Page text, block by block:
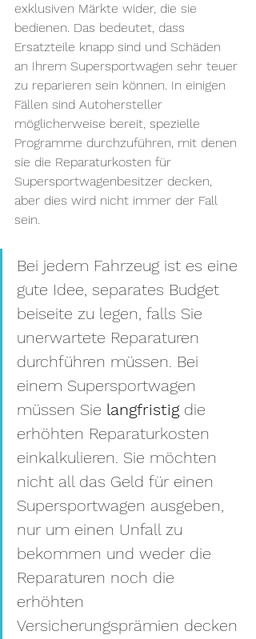
exklusiven Märkte wider, die sie
bedienen. Das bedeutet, dass
Ersatzteile knapp sind und Schäden
an Ihrem Supersportwagen sehr teuer
zu reparieren sein können. In einigen
Fällen sind Autohersteller
möglicherweise bereit, spezielle
Programme durchzuführen, mit denen
sie die Reparaturkosten für
Supersportwagenbesitzer decken,
aber dies wird nicht immer der Fall
sein.
Bei jedem Fahrzeug ist es eine
gute Idee, separates Budget
beiseite zu legen, falls Sie
unerwartete Reparaturen
durchführen müssen. Bei
einem Supersportwagen
müssen Sie langfristig die
erhöhten Reparaturkosten
einkalkulieren. Sie möchten
nicht all das Geld für einen
Supersportwagen ausgeben,
nur um einen Unfall zu
bekommen und weder die
Reparaturen noch die
erhöhten
Versicherungsprämien decken